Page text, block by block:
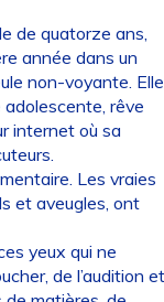
de quatorze ans,
année dans un
non-voyante. Elle
rêve
internet où sa
Les vraies
et aveugles, ont
yeux qui ne
de l’audition et